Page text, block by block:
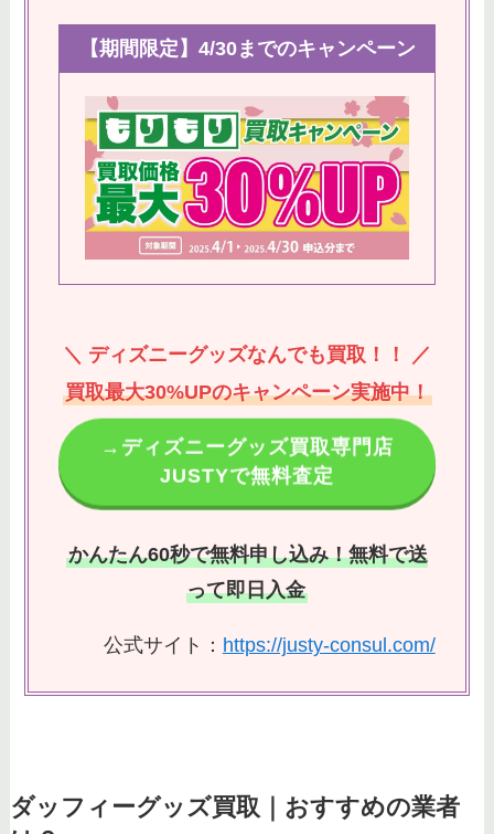
【期間限定】4/30までのキャンペーン
＼ ディズニーグッズなんでも買取！！ ／
買取最大30%UPのキャンペーン実施中！
→ディズニーグッズ買取専門店
JUSTYで無料査定
かんたん60秒で無料申し込み！無料で送
って即日入金
公式サイト： https://justy-consul.com/
ダッフィーグッズ買取｜おすすめの業者